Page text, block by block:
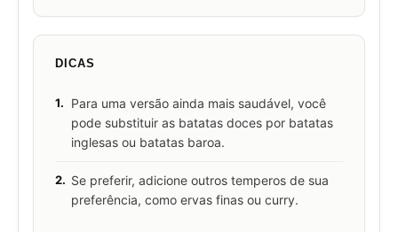
DICAS
1.
Para uma versão ainda mais saudável, você
pode substituir as batatas doces por batatas
inglesas ou batatas baroa.
2. Se preferir, adicione outros temperos de sua
preferência, como ervas finas ou curry.